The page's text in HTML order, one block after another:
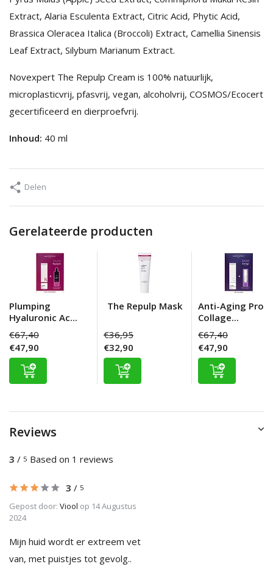
Extract, Alaria Esculenta Extract, Citric Acid, Phytic Acid,
Brassica Oleracea Italica (Broccoli) Extract, Camellia Sinensis
Leaf Extract, Silybum Marianum Extract.
Novexpert The Repulp Cream is 100% natuurlijk,
microplasticvrij, pfasvrij, vegan, alcoholvrij, COSMOS/Ecocert
gecertificeerd en dierproefvrij.
Inhoud: 40 ml
Delen
Gerelateerde producten
Plumping
Hyaluronic Ac...
€67,40
€47,90
The Repulp Mask
€36,95
€32,90
Anti-Aging Pro
Collage...
€67,40
€47,90
Reviews
3 / 5 Based on 1 reviews
3 / 5
Gepost door: Viool op 14 Augustus
2024
Mijn huid wordt er extreem vet
van, met puistjes tot gevolg..